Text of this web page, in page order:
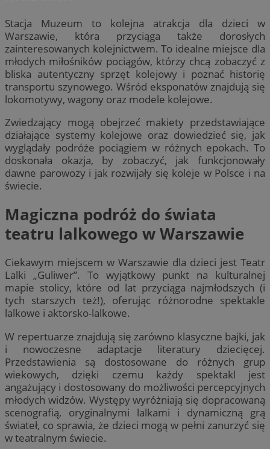
Stacja Muzeum to kolejna atrakcja dla dzieci w
Warszawie, która przyciąga także dorosłych
zainteresowanych kolejnictwem. To idealne miejsce dla
młodych miłośników pociągów, którzy chcą zobaczyć z
bliska autentyczny sprzęt kolejowy i poznać historię
transportu szynowego. Wśród eksponatów znajdują się
lokomotywy, wagony oraz modele kolejowe.
Zwiedzający mogą obejrzeć makiety przedstawiające
działające systemy kolejowe oraz dowiedzieć się, jak
wyglądały podróże pociągiem w różnych epokach. To
doskonała okazja, by zobaczyć, jak funkcjonowały
dawne parowozy i jak rozwijały się koleje w Polsce i na
świecie.
Magiczna podróż do świata
teatru lalkowego w Warszawie
Ciekawym miejscem w Warszawie dla dzieci jest Teatr
Lalki „Guliwer”. To wyjątkowy punkt na kulturalnej
mapie stolicy, które od lat przyciąga najmłodszych (i
tych starszych też!), oferując różnorodne spektakle
lalkowe i aktorsko-lalkowe.
W repertuarze znajdują się zarówno klasyczne bajki, jak
i nowoczesne adaptacje literatury dziecięcej.
Przedstawienia są dostosowane do różnych grup
wiekowych, dzięki czemu każdy spektakl jest
angażujący i dostosowany do możliwości percepcyjnych
młodych widzów. Występy wyróżniają się dopracowaną
scenografią, oryginalnymi lalkami i dynamiczną grą
świateł, co sprawia, że dzieci mogą w pełni zanurzyć się
w teatralnym świecie.